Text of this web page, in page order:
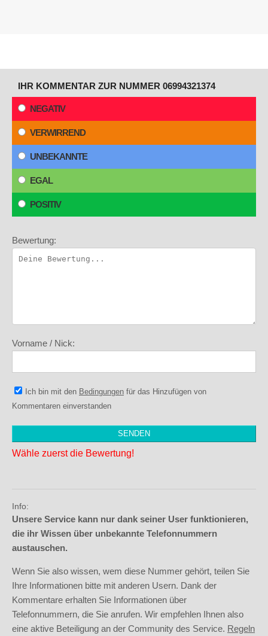
IHR KOMMENTAR ZUR NUMMER 06994321374
NEGATIV
VERWIRREND
UNBEKANNTE
EGAL
POSITIV
Bewertung:
Vorname / Nick:
Ich bin mit den Bedingungen für das Hinzufügen von
Kommentaren einverstanden
Wähle zuerst die Bewertung!
Info:
Unsere Service kann nur dank seiner User funktionieren,
die ihr Wissen über unbekannte Telefonnummern
austauschen.
Wenn Sie also wissen, wem diese Nummer gehört, teilen Sie
Ihre Informationen bitte mit anderen Usern. Dank der
Kommentare erhalten Sie Informationen über
Telefonnummern, die Sie anrufen. Wir empfehlen Ihnen also
eine aktive Beteiligung an der Community des Service. Regeln